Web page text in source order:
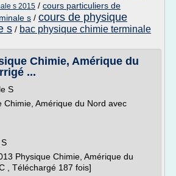
s 2015 / cours particuliers de
s / cours de physique
s / bac physique chimie terminale
Chimie, Amérique du
...
S
Chimie, Amérique du Nord avec
Physique Chimie, Amérique du
, Téléchargé 187 fois]